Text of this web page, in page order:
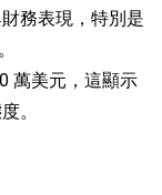
務表現，特別是
萬美元，這顯示
。